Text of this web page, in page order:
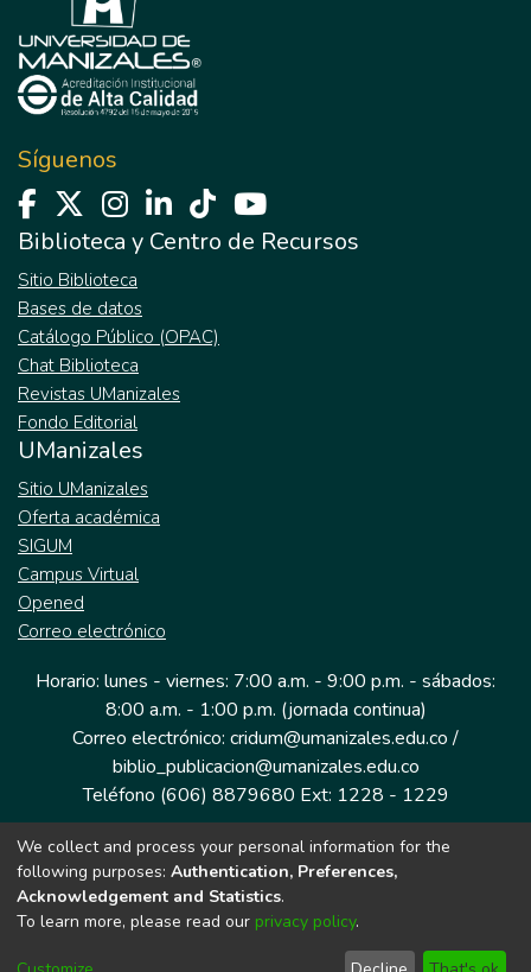
Síguenos
Biblioteca y Centro de Recursos
Sitio Biblioteca
Bases de datos
Catálogo Público (OPAC)
Chat Biblioteca
Revistas UManizales
Fondo Editorial
UManizales
Sitio UManizales
Oferta académica
SIGUM
Campus Virtual
Opened
Correo electrónico
Horario: lunes - viernes: 7:00 a.m. - 9:00 p.m. - sábados:
8:00 a.m. - 1:00 p.m. (jornada continua)
Correo electrónico: cridum@umanizales.edu.co /
biblio_publicacion@umanizales.edu.co
Teléfono (606) 8879680 Ext: 1228 - 1229
Dirección: Cra 9 a # 19-03 Edificio histórico, piso 1
Manizales, Caldas
Colombia.
We collect and process your personal information for the
following purposes: Authentication, Preferences,
Acknowledgement and Statistics.
To learn more, please read our privacy policy.